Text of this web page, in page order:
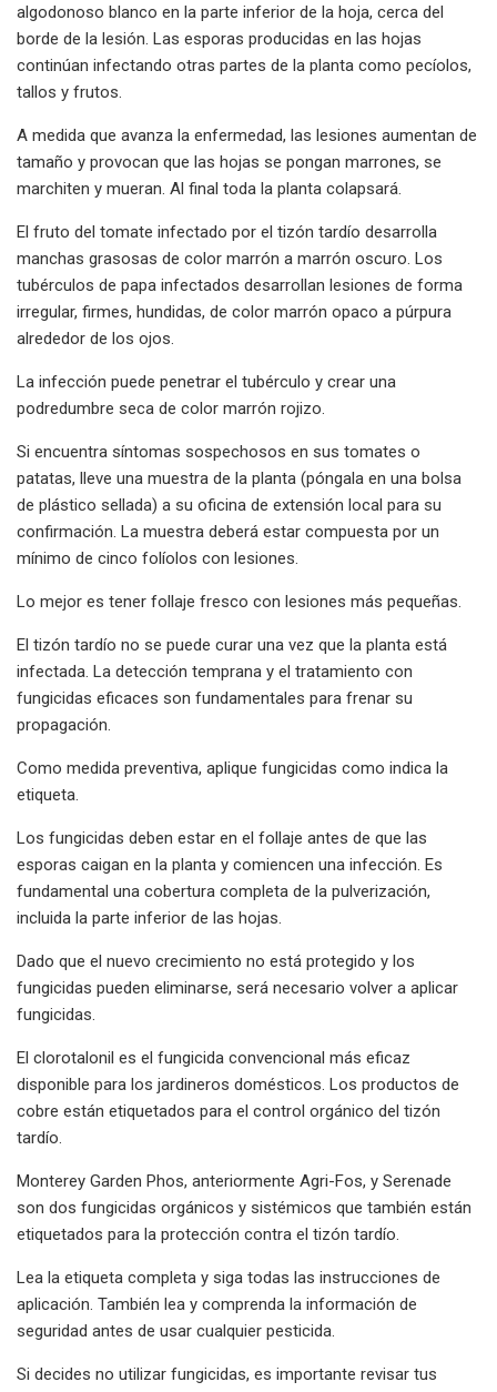
algodonoso blanco en la parte inferior de la hoja, cerca del
borde de la lesión. Las esporas producidas en las hojas
continúan infectando otras partes de la planta como pecíolos,
tallos y frutos.
A medida que avanza la enfermedad, las lesiones aumentan de
tamaño y provocan que las hojas se pongan marrones, se
marchiten y mueran. Al final toda la planta colapsará.
El fruto del tomate infectado por el tizón tardío desarrolla
manchas grasosas de color marrón a marrón oscuro. Los
tubérculos de papa infectados desarrollan lesiones de forma
irregular, firmes, hundidas, de color marrón opaco a púrpura
alrededor de los ojos.
La infección puede penetrar el tubérculo y crear una
podredumbre seca de color marrón rojizo.
Si encuentra síntomas sospechosos en sus tomates o
patatas, lleve una muestra de la planta (póngala en una bolsa
de plástico sellada) a su oficina de extensión local para su
confirmación. La muestra deberá estar compuesta por un
mínimo de cinco folíolos con lesiones.
Lo mejor es tener follaje fresco con lesiones más pequeñas.
El tizón tardío no se puede curar una vez que la planta está
infectada. La detección temprana y el tratamiento con
fungicidas eficaces son fundamentales para frenar su
propagación.
Como medida preventiva, aplique fungicidas como indica la
etiqueta.
Los fungicidas deben estar en el follaje antes de que las
esporas caigan en la planta y comiencen una infección. Es
fundamental una cobertura completa de la pulverización,
incluida la parte inferior de las hojas.
Dado que el nuevo crecimiento no está protegido y los
fungicidas pueden eliminarse, será necesario volver a aplicar
fungicidas.
El clorotalonil es el fungicida convencional más eficaz
disponible para los jardineros domésticos. Los productos de
cobre están etiquetados para el control orgánico del tizón
tardío.
Monterey Garden Phos, anteriormente Agri-Fos, y Serenade
son dos fungicidas orgánicos y sistémicos que también están
etiquetados para la protección contra el tizón tardío.
Lea la etiqueta completa y siga todas las instrucciones de
aplicación. También lea y comprenda la información de
seguridad antes de usar cualquier pesticida.
Si decides no utilizar fungicidas, es importante revisar tus